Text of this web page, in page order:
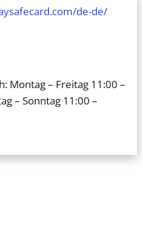
de-de/
Montag – Freitag 11:00 –
– Sonntag 11:00 –